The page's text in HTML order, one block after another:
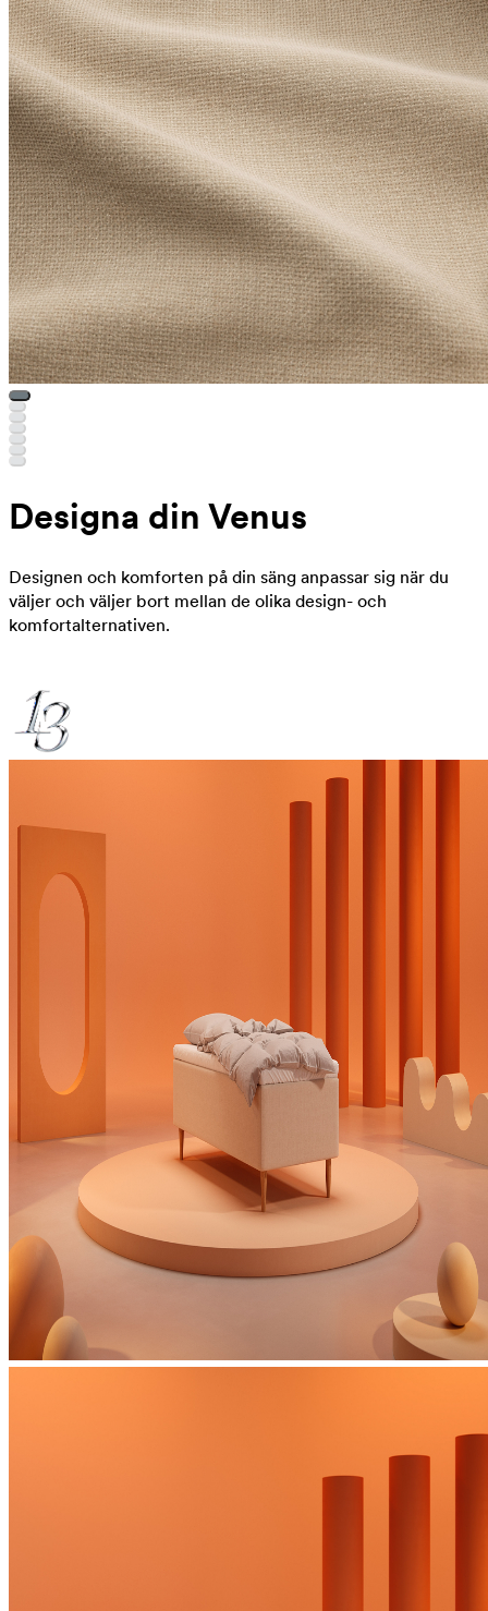
Designa din Venus
Designen och komforten på din säng anpassar sig när du
väljer och väljer bort mellan de olika design- och
komfortalternativen.